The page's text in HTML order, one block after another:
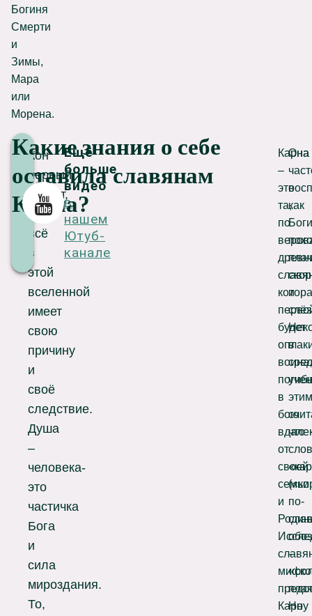
Богиня
Смерти
и
Зимы,
Мара
или
Морена.
Кон
первый,
гласит,
что
всё
в
этой
вселенной
имеет
свою
причину
и
своё
следствие.
Душа
–
человека-
это
частичка
Бога
и
сила
мироздания.
То,
YouTube
Ещё
больше
видео
в
нашем
Ютуб-
канале
Какие знания о себе
оставила славянам
Карна?
Карна
–
это
та,
по
будет
воина,
в
бою
от
своей
семьи
и
Карну
Она
как
и
в
что
по-
–
Но